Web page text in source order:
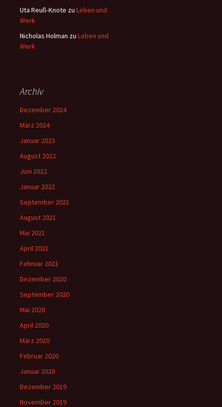
Uta Reuß-Knote zu Leben und
Werk
Nicholas Holman zu Leben und
Werk
Archiv
Dezember 2024
März 2024
Januar 2023
August 2022
Juni 2022
Januar 2022
September 2021
August 2021
Mai 2021
April 2021
Februar 2021
Dezember 2020
September 2020
Mai 2020
April 2020
März 2020
Februar 2020
Januar 2020
Dezember 2019
November 2019